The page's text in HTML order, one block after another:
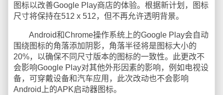
图标以改善Google Play商店的体验。根据新计划，图标
尺寸将保持在512 x 512，但不再允许透明背景。
Android和Chrome操作系统上的Google Play会自动
围绕图标的角落添加阴影，角落半径将是图标大小的
20%，以确保不同尺寸版本的图标的一致性。此更改不
会影响Google Play对其他外形因素的影响，例如电视设
备，可穿戴设备和汽车应用，此次改动也不会影响
Android上的APK启动器图标。